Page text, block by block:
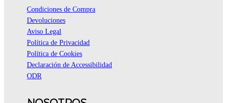
Condiciones de Compra
Devoluciones
Aviso Legal
Política de Privacidad
Política de Cookies
Declaración de Accessibilidad
ODR